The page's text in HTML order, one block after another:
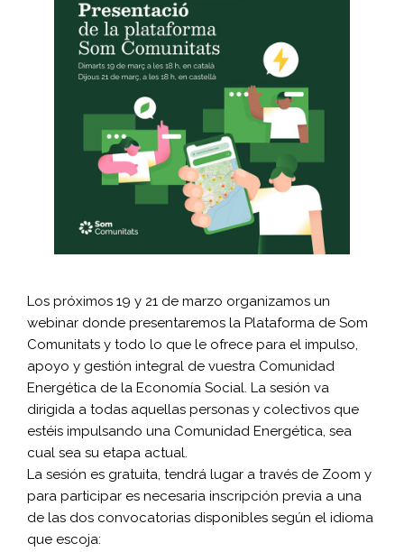
Los próximos 19 y 21 de marzo organizamos un
webinar donde presentaremos la Plataforma de Som
Comunitats y todo lo que le ofrece para el impulso,
apoyo y gestión integral de vuestra Comunidad
Energética de la Economía Social. La sesión va
dirigida a todas aquellas personas y colectivos que
estéis impulsando una Comunidad Energética, sea
cual sea su etapa actual.
La sesión es gratuita, tendrá lugar a través de Zoom y
para participar es necesaria inscripción previa a una
de las dos convocatorias disponibles según el idioma
que escoja: